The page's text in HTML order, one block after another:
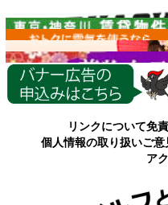
各種情報
リンクについて免
個人情報の取り扱いご意
ア